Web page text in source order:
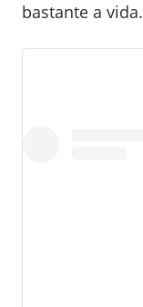
bastante a vida.